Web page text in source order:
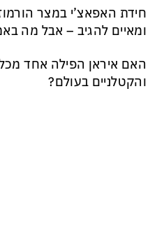
חידת האפאצ’י במצר
ומאיים להגיב – אבל מה
האם איראן הפילה אחד
והקטלניים בעולם?